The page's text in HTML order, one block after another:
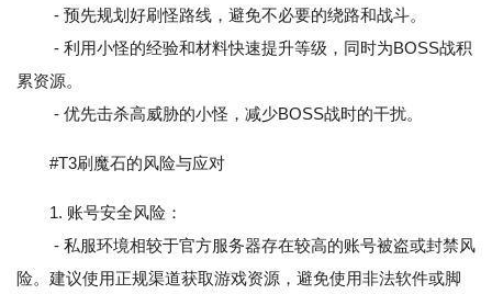
- 预先规划好刷怪路线，避免不必要的绕路和战斗。
- 利用小怪的经验和材料快速提升等级，同时为BOSS战积
累资源。
- 优先击杀高威胁的小怪，减少BOSS战时的干扰。
#T3刷魔石的风险与应对
1. 账号安全风险：
- 私服环境相较于官方服务器存在较高的账号被盗或封禁风
险。建议使用正规渠道获取游戏资源，避免使用非法软件或脚